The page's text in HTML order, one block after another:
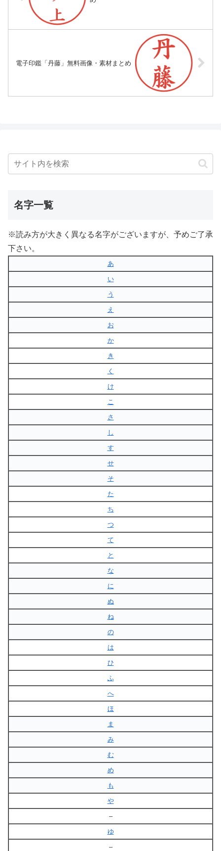
電子印鑑「丹藤」無料画像・素材まとめ
名字一覧
※読み方が大きく異なる名字がございますが、予めご了承
下さい。
あ
い
う
え
お
か
き
く
け
こ
さ
し
す
せ
そ
た
ち
つ
て
と
な
に
ぬ
ね
の
は
ひ
ふ
へ
ほ
ま
み
む
め
も
や
–
ゆ
–